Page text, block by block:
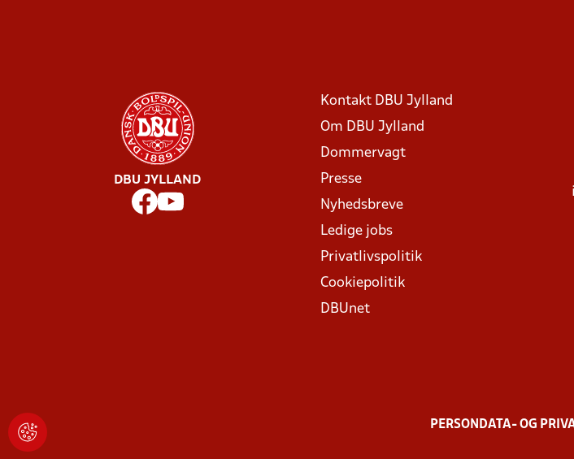
DBU JYLLAND
Kontakt DBU Jylland
Om DBU Jylland
Dommervagt
Presse
Nyhedsbreve
Ledige jobs
Privatlivspolitik
Cookiepolitik
DBUnet
PERSONDATA- OG